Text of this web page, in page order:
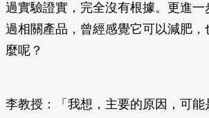
過實驗證實，完全沒有根據。更進
過相關產品，曾經感覺它可以減肥
麼呢？
李教授：「我想，主要的原因，可